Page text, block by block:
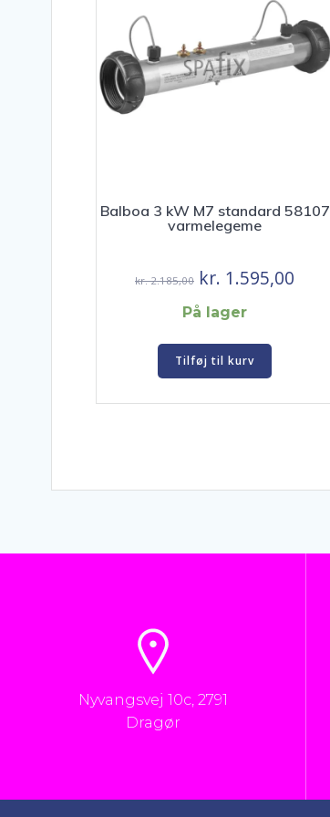
Balboa 3 kW M7 standard 58107
varmelegeme
kr.2.185,00 Den
oprindelige
pris
var:
kr. 2.185,00.
kr. 1.595,00
På lager
Tilføj til kurv
Nyvangsvej 10c, 2791
Dragør